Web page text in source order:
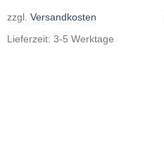
zzgl. Versandkosten
Lieferzeit: 3-5 Werktage